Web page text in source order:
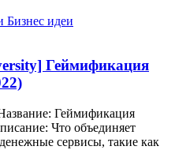
идеи
Геймификация
Геймификация
Что объединяет
сервисы, такие как